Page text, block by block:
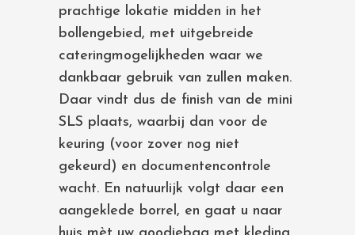
prachtige lokatie midden in het
bollengebied, met uitgebreide
cateringmogelijkheden waar we
dankbaar gebruik van zullen maken.
Daar vindt dus de finish van de mini
SLS plaats, waarbij dan voor de
keuring (voor zover nog niet
gekeurd) en documentencontrole
wacht. En natuurlijk volgt daar een
aangeklede borrel, en gaat u naar